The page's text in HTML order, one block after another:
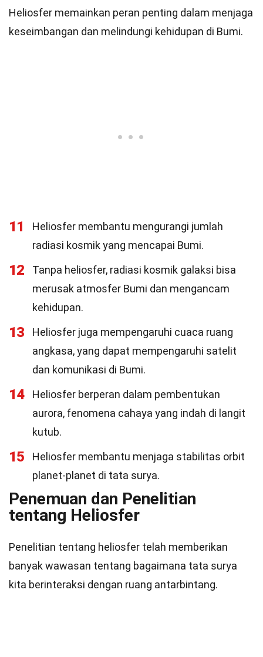
Heliosfer memainkan peran penting dalam menjaga
keseimbangan dan melindungi kehidupan di Bumi.
11
Heliosfer membantu mengurangi jumlah
radiasi kosmik yang mencapai Bumi.
12
Tanpa heliosfer, radiasi kosmik galaksi bisa
merusak atmosfer Bumi dan mengancam
kehidupan.
13
Heliosfer juga mempengaruhi cuaca ruang
angkasa, yang dapat mempengaruhi satelit
dan komunikasi di Bumi.
14
Heliosfer berperan dalam pembentukan
aurora, fenomena cahaya yang indah di langit
kutub.
15
Heliosfer membantu menjaga stabilitas orbit
planet-planet di tata surya.
Penemuan dan Penelitian
tentang Heliosfer
Penelitian tentang heliosfer telah memberikan
banyak wawasan tentang bagaimana tata surya
kita berinteraksi dengan ruang antarbintang.